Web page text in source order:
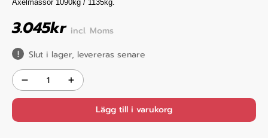
Axelmassor 1090kg / 1135kg.
3.045kr incl. Moms
Slut i lager, levereras senare
Lägg till i varukorg